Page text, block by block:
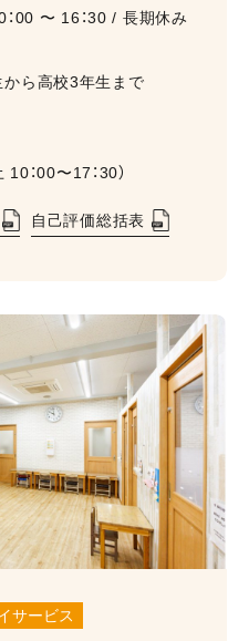
00 〜 16：30 / ⻑期休み
ら高校3年生まで
：00〜17：30）
自己評価総括表
サービス